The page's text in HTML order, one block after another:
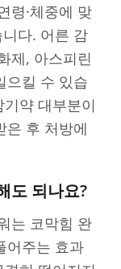
령·체중에 맞
다. 어른 감
제, 아스피린
으킬 수 있습
약 대부분이
은 후 처방에
도 되나요?
는 코막힘 완
어주는 효과